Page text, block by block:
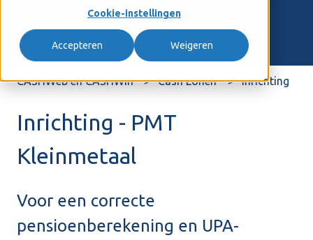
Cookie-instellingen
Accepteren Weigeren
CASHWeb en CASHWin Cash Lonen Inrichting
Inrichting - PMT
Kleinmetaal
Voor een correcte
pensioenberekening en UPA-